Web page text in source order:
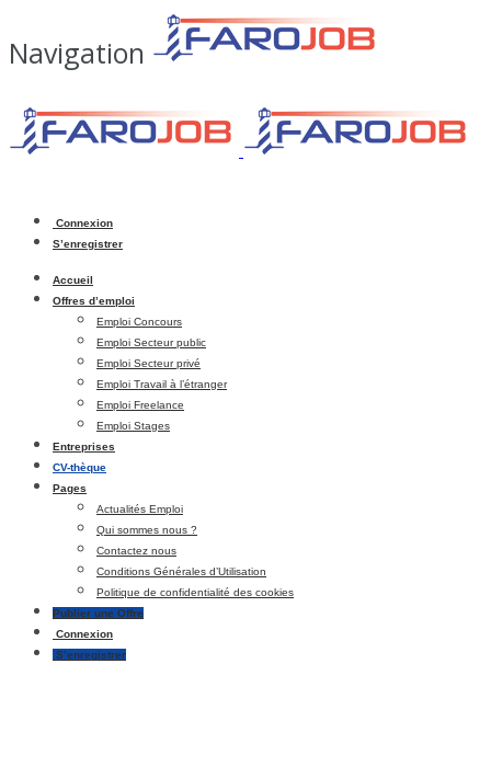
Navigation
Connexion
S’enregistrer
Accueil
Offres d’emploi
Emploi Concours
Emploi Secteur public
Emploi Secteur privé
Emploi Travail à l’étranger
Emploi Freelance
Emploi Stages
Entreprises
CV-thèque
Pages
Actualités Emploi
Qui sommes nous ?
Contactez nous
Conditions Générales d’Utilisation
Politique de confidentialité des cookies
Publier une Offre
Connexion
S’enregistrer